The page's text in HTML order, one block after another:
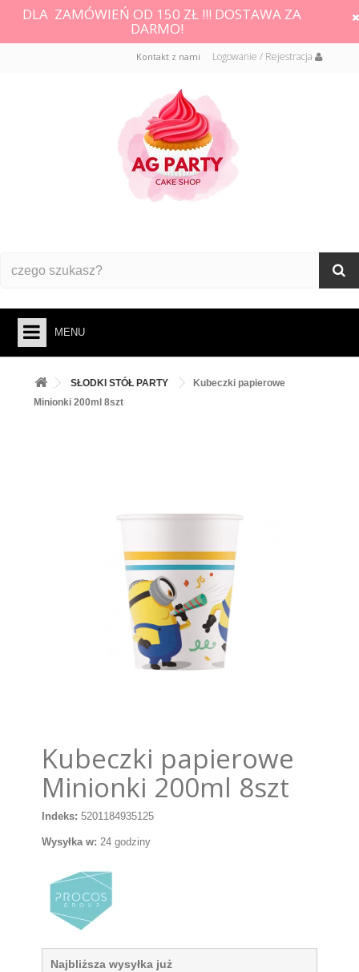
DLA ZAMÓWIEŃ OD 150 ZŁ !!! DOSTAWA ZA
DARMO!
Logowanie / Rejestracja
Kontakt z nami
MENU
PIECZENIE
PODKŁADY /PRZEKŁADKI/WSPORNIKI/BANKETÓWKI
SŁODKI STÓŁ PARTY
Kubeczki papierowe
Minionki 200ml 8szt
Kubeczki papierowe
Minionki 200ml 8szt
Indeks: 5201184935125
Wysyłka w: 24 godziny
Najbliższa wysyłka już